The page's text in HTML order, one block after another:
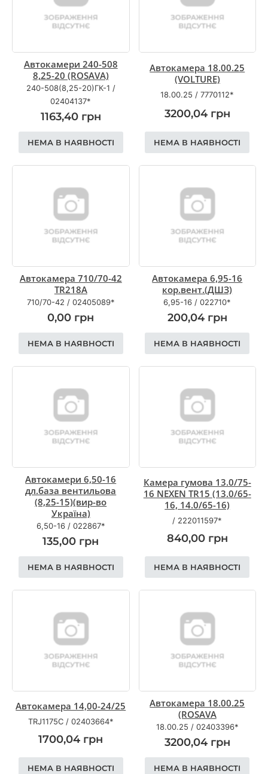
Автокамери 240-508
8,25-20 (ROSAVA)
240-508(8,25-20)ГК-1 /
02404137*
1163,40 грн
НЕМА В НАЯВНОСТІ
Автокамера 18.00.25
(VOLTURE)
18.00.25 /7770112*
3200,04 грн
НЕМА В НАЯВНОСТІ
Автокамера 710/70-42
TR218A
710/70-42 / 02405089*
0,00 грн
НЕМА В НАЯВНОСТІ
Автокамера 6,95-16
кор.вент.(ДШЗ)
6,95-16 /022710*
200,04 грн
НЕМА В НАЯВНОСТІ
Автокамери 6,50-16
дл.база вентильова
(8,25-15)(вир-во
Україна)
6,50-16/ 022867*
135,00 грн
НЕМА В НАЯВНОСТІ
Камера гумова 13.0/75-
16 NEXEN TR15 (13.0/65-
16, 14.0/65-16)
/ 222011597*
840,00 грн
НЕМА В НАЯВНОСТІ
Автокамера 14,00-24/25
TRJ1175C/ 02403664*
1700,04 грн
НЕМА В НАЯВНОСТІ
Автокамера 18.00.25
(ROSAVA
18.00.25 / 02403396*
3200,04 грн
НЕМА В НАЯВНОСТІ